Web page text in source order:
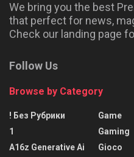
We bring you the best
that perfect for news,
Check our landing page
Follow Us
Browse by Category
! Без Рубрики
1
A16z Generative Ai
Game
Gaming
Gioco